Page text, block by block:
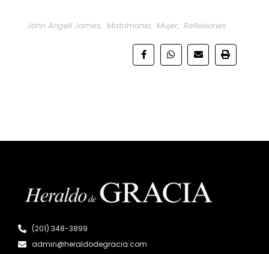
John Angell James, Matrimonio, Mujer, Reflexiones
(201) 348-3899
admin@heraldodegracia.com